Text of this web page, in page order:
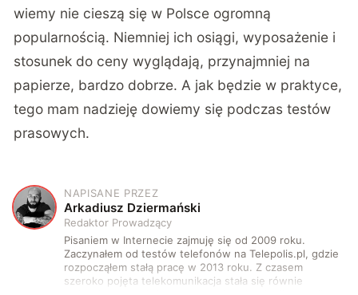
wiemy nie cieszą się w Polsce ogromną
popularnością. Niemniej ich osiągi, wyposażenie i
stosunek do ceny wyglądają, przynajmniej na
papierze, bardzo dobrze. A jak będzie w praktyce,
tego mam nadzieję dowiemy się podczas testów
prasowych.
A
NAPISANE PRZEZ
Arkadiusz Dziermański
Redaktor Prowadzący
Pisaniem w Internecie zajmuję się od 2009 roku.
Zaczynałem od testów telefonów na Telepolis.pl, gdzie
rozpocząłem stałą pracę w 2013 roku. Z czasem
szeroko pojęta telekomunikacja stała się równie